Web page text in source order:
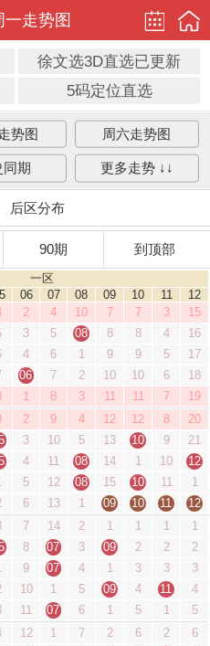
走势图
徐文选3D直选已更新
5码定位直选
势图 周六走势图
同期 更多走势 ↓↓
后区分布
90期 到顶部
一区
06 07 08 09 10 11
12
2 4 10 7 7 3
15
3 5 08 8 8 4
16
4 6 1 9 9 5
17
06 7 2 10 10 6
18
1 8 3 11 11 7
19
2 9 4 12 12 8
20
3 10 5 13 10 9
21
4 11 08 14 1 10
12
5 12 08 15 10 11
1
6 13 1 09 10 11
12
7 14 2 1 1 1
1
8 07 3 09 2 2
2
9 07 4 1 3 3
3
10 1 5 09 4 11
4
11 07 6 1 5 1
5
12 1 7 2 6 2
6